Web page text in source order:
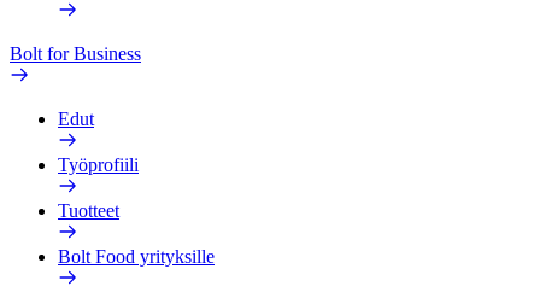
Bolt for Business
Edut
Työprofiili
Tuotteet
Bolt Food yrityksille